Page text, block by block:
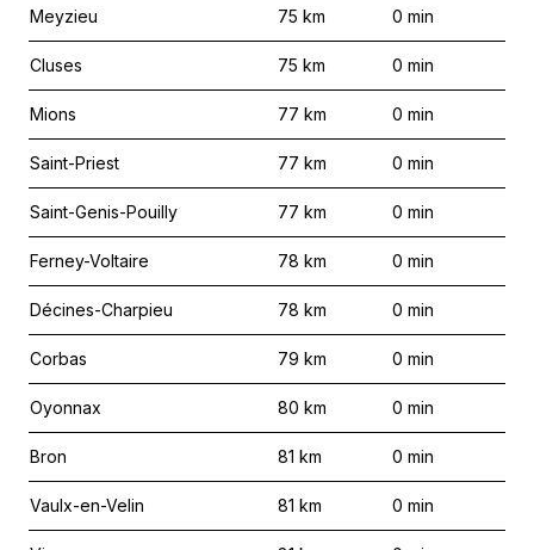
Meyzieu 75 km 0 min
Cluses 75 km 0 min
Mions 77 km 0 min
Saint-Priest 77 km 0 min
Saint-Genis-Pouilly 77 km 0 min
Ferney-Voltaire 78 km 0 min
Décines-Charpieu 78 km 0 min
Corbas 79 km 0 min
Oyonnax 80 km 0 min
Bron 81 km 0 min
Vaulx-en-Velin 81 km 0 min